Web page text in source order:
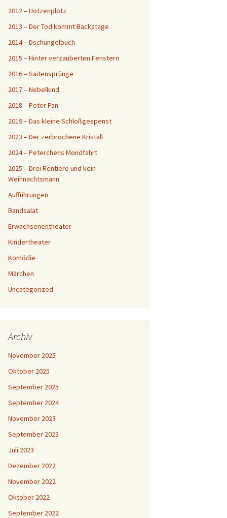
2012 – Hotzenplotz
2013 – Der Tod kommt Backstage
2014 – Dschungelbuch
2015 – Hinter verzauberten Fenstern
2016 – Saitensprünge
2017 – Nebelkind
2018 – Peter Pan
2019 – Das kleine Schloßgespenst
2023 – Der zerbrochene Kristall
2024 – Peterchens Mondfahrt
2025 – Drei Rentiere und kein
Weihnachtsmann
Aufführungen
Bandsalat
Erwachsenentheater
Kindertheater
Komödie
Märchen
Uncategorized
Archiv
November 2025
Oktober 2025
September 2025
September 2024
November 2023
September 2023
Juli 2023
Dezember 2022
November 2022
Oktober 2022
September 2022